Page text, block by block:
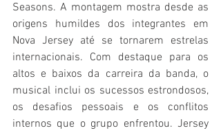
Seasons. A montagem mostra desde as
origens humildes dos integrantes em
Nova Jersey até se tornarem estrelas
internacionais. Com destaque para os
altos e baixos da carreira da banda, o
musical inclui os sucessos estrondosos,
os desafios pessoais e os conflitos
internos que o grupo enfrentou. Jersey